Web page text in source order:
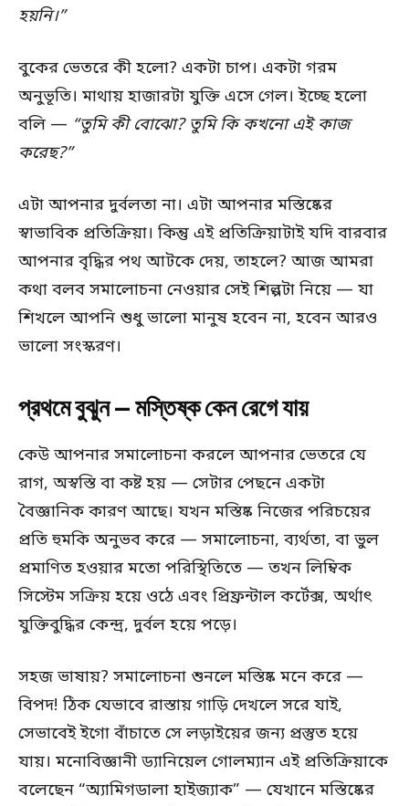
হয়নি।”
বুকের ভেতরে কী হলো? একটা চাপ। একটা গরম
অনুভূতি। মাথায় হাজারটা যুক্তি এসে গেল। ইচ্ছে হলো
বলি — “তুমি কী বোঝো? তুমি কি কখনো এই কাজ
করেছ?”
এটা আপনার দুর্বলতা না। এটা আপনার মস্তিষ্কের
স্বাভাবিক প্রতিক্রিয়া। কিন্তু এই প্রতিক্রিয়াটাই যদি বারবার
আপনার বৃদ্ধির পথ আটকে দেয়, তাহলে? আজ আমরা
কথা বলব সমালোচনা নেওয়ার সেই শিল্পটা নিয়ে — যা
শিখলে আপনি শুধু ভালো মানুষ হবেন না, হবেন আরও
ভালো সংস্করণ।
প্রথমে বুঝুন — মস্তিষ্ক কেন রেগে যায়
কেউ আপনার সমালোচনা করলে আপনার ভেতরে যে
রাগ, অস্বস্তি বা কষ্ট হয় — সেটার পেছনে একটা
বৈজ্ঞানিক কারণ আছে। যখন মস্তিষ্ক নিজের পরিচয়ের
প্রতি হুমকি অনুভব করে — সমালোচনা, ব্যর্থতা, বা ভুল
প্রমাণিত হওয়ার মতো পরিস্থিতিতে — তখন লিম্বিক
সিস্টেম সক্রিয় হয়ে ওঠে এবং প্রিফ্রন্টাল কর্টেক্স, অর্থাৎ
যুক্তিবুদ্ধির কেন্দ্র, দুর্বল হয়ে পড়ে।
সহজ ভাষায়? সমালোচনা শুনলে মস্তিষ্ক মনে করে —
বিপদ! ঠিক যেভাবে রাস্তায় গাড়ি দেখলে সরে যাই,
সেভাবেই ইগো বাঁচাতে সে লড়াইয়ের জন্য প্রস্তুত হয়ে
যায়। মনোবিজ্ঞানী ড্যানিয়েল গোলম্যান এই প্রতিক্রিয়াকে
বলেছেন “অ্যামিগডালা হাইজ্যাক” — যেখানে মস্তিষ্কের